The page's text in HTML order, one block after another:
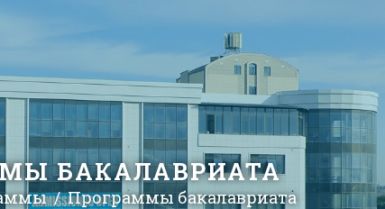
БАКАЛАВРИАТА
Программы бакалавриата